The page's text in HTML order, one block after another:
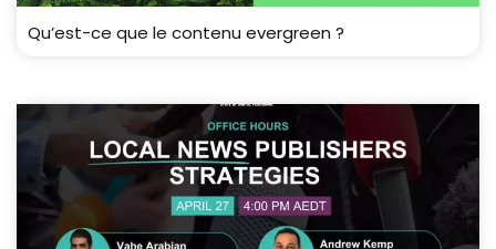
Qu’est-ce que le contenu evergreen ?